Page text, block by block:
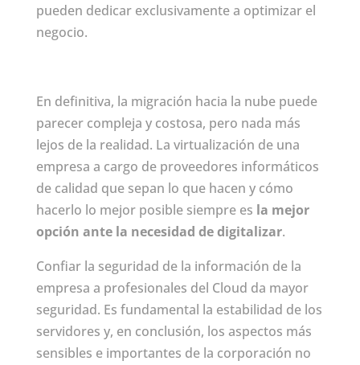
pueden dedicar exclusivamente a optimizar el
negocio.
En definitiva, la migración hacia la nube puede
parecer compleja y costosa, pero nada más
lejos de la realidad. La virtualización de una
empresa a cargo de proveedores informáticos
de calidad que sepan lo que hacen y cómo
hacerlo lo mejor posible siempre es la mejor
opción ante la necesidad de digitalizar.
Confiar la seguridad de la información de la
empresa a profesionales del Cloud da mayor
seguridad. Es fundamental la estabilidad de los
servidores y, en conclusión, los aspectos más
sensibles e importantes de la corporación no